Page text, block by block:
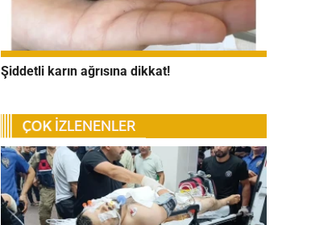
Şiddetli karın ağrısına dikkat!